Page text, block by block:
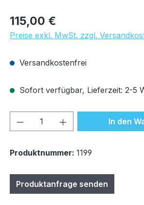
Regulärer Preis:
115,00 €
Preise exkl. MwSt. zzgl.
Versandkostenfrei
Sofort verfügbar, Lieferzeit: 2-5
Produkt Anzahl: GibIn den
Produktnummer: 1199
Produktanfrage senden